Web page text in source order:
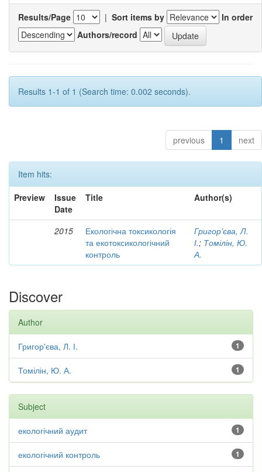
Results/Page | Sort items by
In order
Authors/record
Results 1-1 of 1 (Search time: 0.002 seconds).
previous 1 next
Item hits:
Preview
Issue
Date
Title Author(s)
2015
Екологічна токсикологія
та екотоксикологічний
контроль
Григор'єва, Л.
І.; Томілін, Ю.
А.
Discover
Author
1
Григор'єва, Л. І.
1
Томілін, Ю. А.
Subject
1
екологічний аудит
1
екологічний контроль